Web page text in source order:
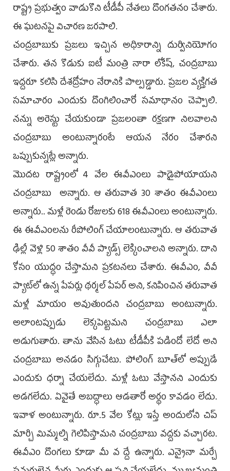
రాష్ట్ర ప్రభుత్వం వాడుకొని టీడీపీ నేతలు దొంగతనం చేశారు.
ఈ ఘటనపై విచారణ జరపాలి.
చంద్రబాబుకు ప్రజలు ఇచ్చిన అధికారాన్ని దుర్వినియోగం
చేశారు. తన కొడుకు ఐటీ మంత్రి నారా లోకేష్, చంద్రబాబు
ఇద్దరూ కలిసి దేశద్రోహం నేరానికి పాల్పడ్డారు. ప్రజల వ్యక్తిగత
సమాచారం ఎందుకు దొంగిలించారో సమాధానం చెప్పాలి.
నన్ను అరెస్టు చేయకుండా ప్రజలంతా రక్షణగా నిలవాలని
చంద్రబాబు అంటున్నారంటే ఆయన నేరం చేశారని
ఒప్పుకున్నట్లే అన్నారు.
మొదట రాష్ట్రంలో 4 వేల ఈవీఎంలు పాడైపోయాయని
చంద్రబాబు అన్నారు. ఆ తరువాత 30 శాతం ఈవీఎంలు
అన్నారు.. మళ్లీ రెండు రోజులకు 618 ఈవీఎంలు అంటున్నారు.
ఈ ఈవీఎంలను రీపోలింగ్‌ చేయాలంటున్నారు. ఆ తరువాత
ఢిల్లీ వెళ్లి 50 శాతం వీవీ ప్యాడ్స్‌ లెక్కించాలని అన్నారు. దాని
కోసం యుద్ధం చేస్తామని ప్రకటనలు చేశారు. ఈవీఎం, వీవీ
ప్యాట్‌లో ఉన్న పేపర్లు థర్మల్‌ పేపర్‌ అని, కనిపించిన తరువాత
మళ్లీ మాయం అవుతుందని చంద్రబాబు అంటున్నారు.
అలాంటప్పుడు లెక్కపెట్టమని చంద్రబాబు ఎలా
అడుగుతారు. తాను వేసిన ఓటు టీడీపీకి పడిందో లేదో అని
చంద్రబాబు అనడం సిగ్గుచేటు. పోలింగ్‌ బూత్‌లో అప్పుడే
ఎందుకు ధర్నా చేయలేదు. మళ్లీ ఓటు వేస్తానని ఎందుకు
అడగలేదు. ఏవైతే అబద్ధాలు ఆడతారో అర్థం కావడం లేదు.
ఇవాళ అంటున్నారు. రూ.5 వేల కోట్లు ఇస్తే అందులోని చిప్‌
మార్చి మిమ్మల్ని గెలిపిస్తామని చంద్రబాబు వద్దకు వచ్చారట.
ఈవీఎం దొంగలు కూడా మీ వ ద్దే ఉన్నారు. ఎన్నైనా మర్చే